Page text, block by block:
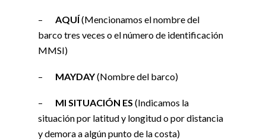
– AQUÍ(Mencionamos el nombre del
barco tres veces o el número de identificación
MMSI)
– MAYDAY(Nombre del barco)
– MI SITUACIÓN ES (Indicamos la
situación por latitud y longitud o por distancia
y demora a algún punto de la costa)